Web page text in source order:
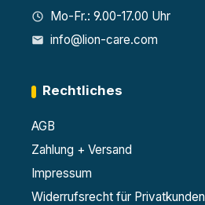
Mo-Fr.: 9.00-17.00 Uhr
info@lion-care.com
Rechtliches
AGB
Zahlung + Versand
Impressum
Widerrufsrecht für Privatkunden